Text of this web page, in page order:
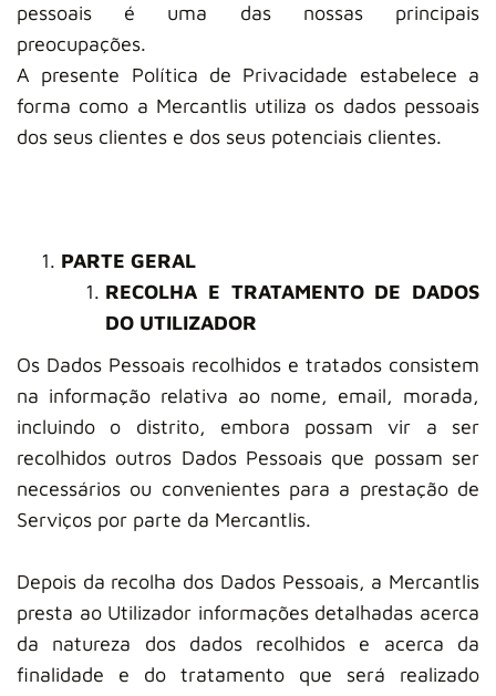
pessoais é uma das nossas principais
preocupações.
A presente Política de Privacidade estabelece a
forma como a Mercantlis utiliza os dados pessoais
dos seus clientes e dos seus potenciais clientes.
PARTE GERAL
RECOLHA E TRATAMENTO DE DADOS
DO UTILIZADOR
Os Dados Pessoais recolhidos e tratados consistem
na informação relativa ao nome, email, morada,
incluindo o distrito, embora possam vir a ser
recolhidos outros Dados Pessoais que possam ser
necessários ou convenientes para a prestação de
Serviços por parte da Mercantlis.
Depois da recolha dos Dados Pessoais, a Mercantlis
presta ao Utilizador informações detalhadas acerca
da natureza dos dados recolhidos e acerca da
finalidade e do tratamento que será realizado